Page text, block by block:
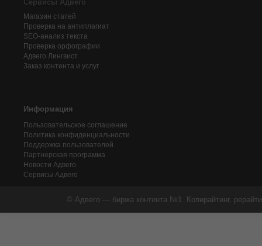
Сервисы Адвего
Магазин статей
Проверка на антиплагиат
SEO-анализ текста
Проверка орфографии
Адвего Лингвист
Заказ контента и услуг
Информация
Пользовательское соглашение
Политика конфиденциальности
Поддержка пользователей
Партнерская программа
Новости Адвего
Сервисы Адвего
© Адвего — биржа контента №1. Копирайтинг,